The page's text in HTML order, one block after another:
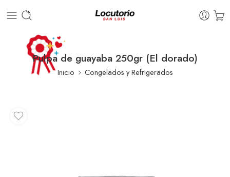
Pulpa de guayaba 250gr (El dorado)
Inicio Congelados y Refrigerados